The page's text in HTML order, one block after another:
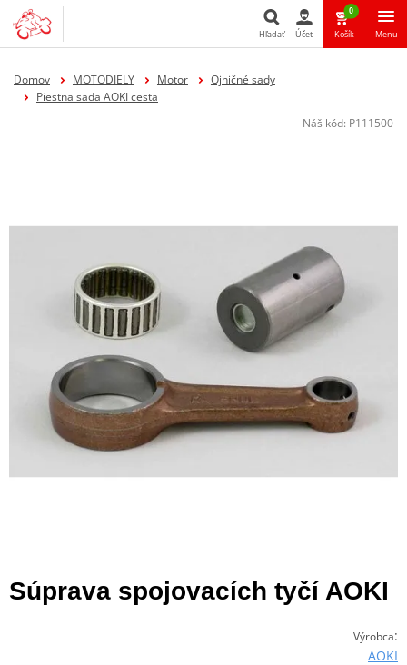
Hľadať Účet
0
Košík Menu
Domov MOTODIELY Motor
Ojničné sady
Piestna sada AOKI cesta
Náš kód: P111500
Súprava spojovacích tyčí AOKI
Výrobca:
AOKI